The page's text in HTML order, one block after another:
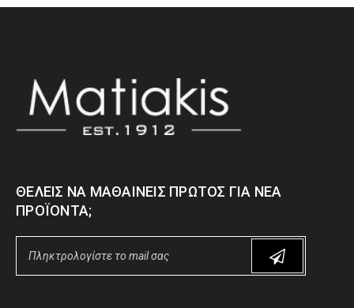
ΘΈΛΕΙΣ ΝΑ ΜΑΘΑΊΝΕΙΣ ΠΡΏΤΟΣ ΓΙΑ ΝΈΑ
ΠΡΟΪΌΝΤΑ;